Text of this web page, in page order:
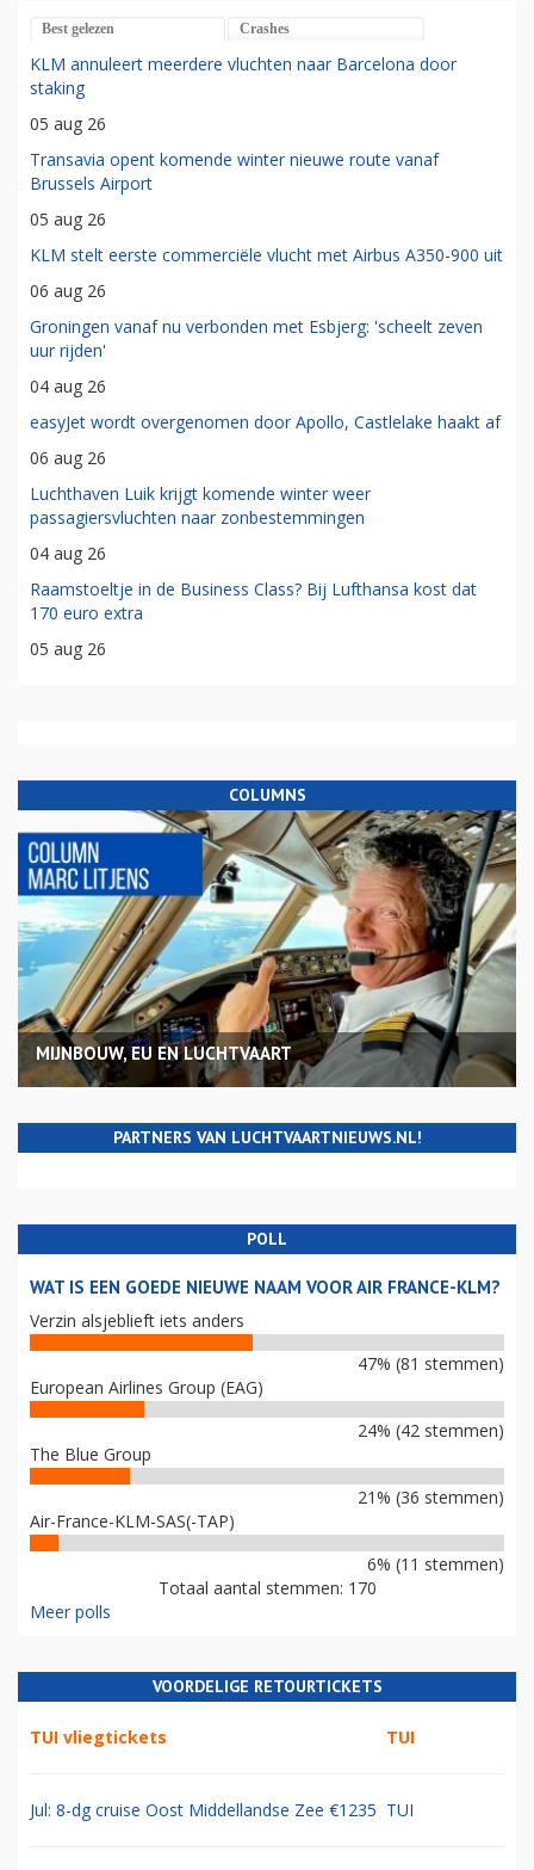
Best gelezen Crashes
KLM annuleert meerdere vluchten naar Barcelona door
staking
05 aug 26
Transavia opent komende winter nieuwe route vanaf
Brussels Airport
05 aug 26
KLM stelt eerste commerciële vlucht met Airbus A350-900 uit
06 aug 26
Groningen vanaf nu verbonden met Esbjerg: 'scheelt zeven
uur rijden'
04 aug 26
easyJet wordt overgenomen door Apollo, Castlelake haakt af
06 aug 26
Luchthaven Luik krijgt komende winter weer
passagiersvluchten naar zonbestemmingen
04 aug 26
Raamstoeltje in de Business Class? Bij Lufthansa kost dat
170 euro extra
05 aug 26
COLUMNS
MIJNBOUW, EU EN LUCHTVAART
PARTNERS VAN LUCHTVAARTNIEUWS.NL!
POLL
WAT IS EEN GOEDE NIEUWE NAAM VOOR AIR FRANCE-KLM?
Verzin alsjeblieft iets anders
47% (81 stemmen)
European Airlines Group (EAG)
24% (42 stemmen)
The Blue Group
21% (36 stemmen)
Air-France-KLM-SAS(-TAP)
6% (11 stemmen)
Totaal aantal stemmen: 170
Meer polls
VOORDELIGE RETOURTICKETS
TUI vliegtickets TUI
Jul: 8-dg cruise Oost Middellandse Zee €1235 TUI